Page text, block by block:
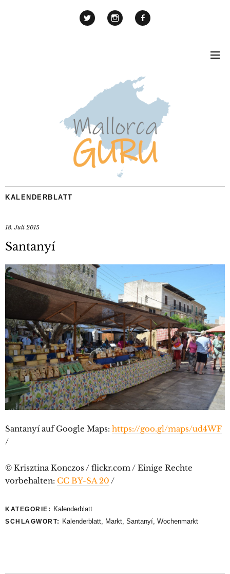
KALENDERBLATT
18. Juli 2015
Santanyí
Santanyí auf Google Maps: https://goo.gl/maps/ud4WF
/
© Krisztina Konczos / flickr.com / Einige Rechte
vorbehalten: CC BY-SA 20 /
KATEGORIE: Kalenderblatt
SCHLAGWORT: Kalenderblatt, Markt, Santanyí, Wochenmarkt